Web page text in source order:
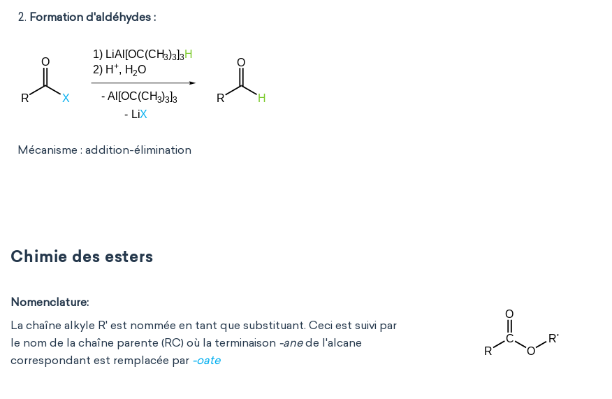
Formation d'aldéhydes :
Mécanisme : addition-élimination
Chimie des esters
Nomenclature:
La chaîne alkyle R' est nommée en tant que substituant. Ceci est suivi par
le nom de la chaîne parente (RC) où la terminaison -anede l'alcane
correspondant est remplacée par -oate